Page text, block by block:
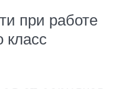
при работе
класс